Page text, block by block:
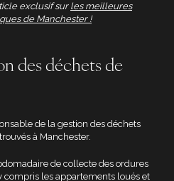
exclusif sur les meilleures
de Manchester !
des déchets de
de la gestion des déchets
à Manchester.
de collecte des ordures
compris les appartements loués et